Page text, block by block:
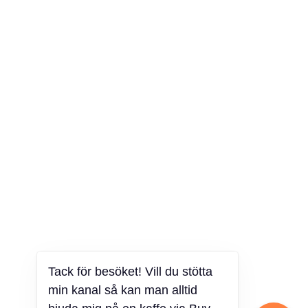
Tack för besöket! Vill du stötta
min kanal så kan man alltid